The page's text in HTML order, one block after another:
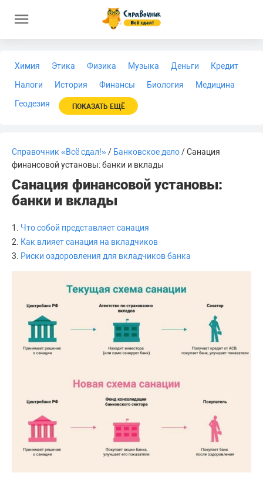
Химия Этика Физика Музыка Деньги
Кредит
Налоги
История Финансы Биология
Медицина
Геодезия
ПОКАЗАТЬ ЕЩЁ
Справочник «Всё сдал!»/ Банковское дело/ Санация
финансовой установы: банки и вклады
Санация финансовой установы:
банки и вклады
1. Что собой представляет санация
2.
Как влияет санация на вкладчиков
3.
Риски оздоровления для вкладчиков банка